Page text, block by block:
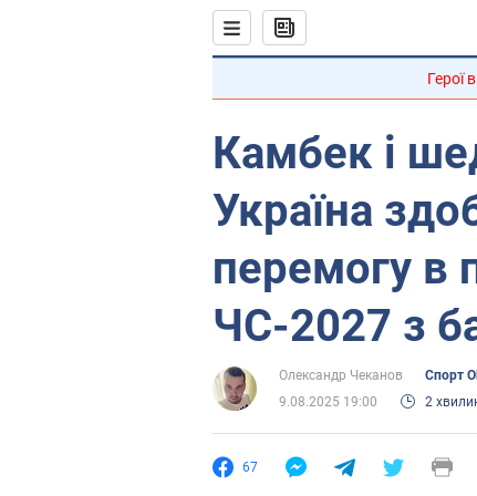
Герої
Камбек і
Україна
перемогу в
ЧС-2027 з
Олександр Чеканов
Спорт
9.08.2025 19:00
2
67